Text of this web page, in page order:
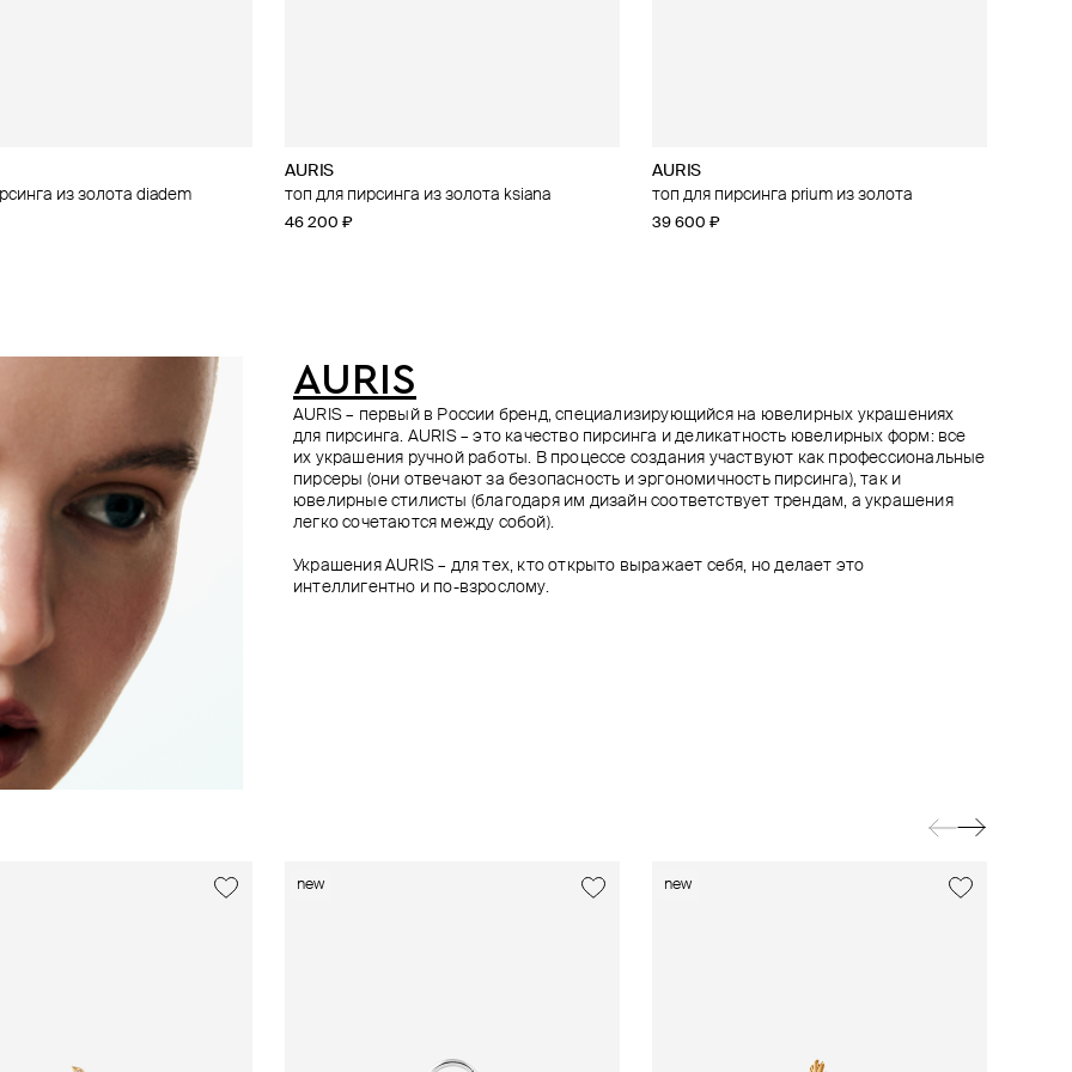
из золота diadem
AURIS
топ для пирсинга из золота ksiana
46 200 ₽
AURIS
топ для пирсинга prium из золота
39 600 ₽
из золота sea dragon
AURIS
кликер из золота 1-chain clicker ring yunona
50 000 ₽
AURIS
топ для пирсинга butterfly из золота
39 000 ₽
из золота brillove
35.02
пирсинг из золота с бриллиантом
57 100 ₽
AURIS
топ для пирсинга battle axe из золота
23 800 ₽
trio small
AURIS
топ для пирсинга из золота royal lily
66 100 ₽
AURIS
малый топ для пирсинга phoenix из золота
15 400 ₽
AURIS
AURIS – первый в России бренд, специализирующийся на ювелирных украшениях
для пирсинга. AURIS – это качество пирсинга и деликатность ювелирных форм: все
их украшения ручной работы. В процессе создания участвуют как профессиональные
пирсеры (они отвечают за безопасность и эргономичность пирсинга), так и
ювелирные стилисты (благодаря им дизайн соответствует трендам, а украшения
легко сочетаются между собой).
Украшения AURIS – для тех, кто открыто выражает себя, но делает это
интеллигентно и по-взрослому.
new new
new